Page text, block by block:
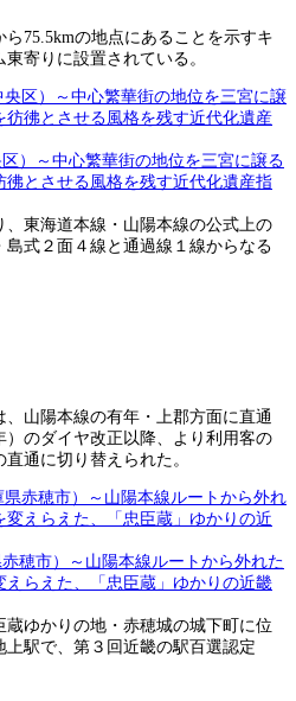
ら75.5kmの地点にあることを示すキ
寄りに設置されている。
）～中心繁華街の地位を三宮に譲る
彿とさせる風格を残す近代化遺産指
東海道本線・山陽本線の公式上の
式２面４線と通過線１線からなる
山陽本線の有年・上郡方面に直通
）のダイヤ改正以降、より利用客の
直通に切り替えられた。
穂市）～山陽本線ルートから外れた
らえた、「忠臣蔵」ゆかりの近畿
ゆかりの地・赤穂城の城下町に位
駅で、第３回近畿の駅百選認定